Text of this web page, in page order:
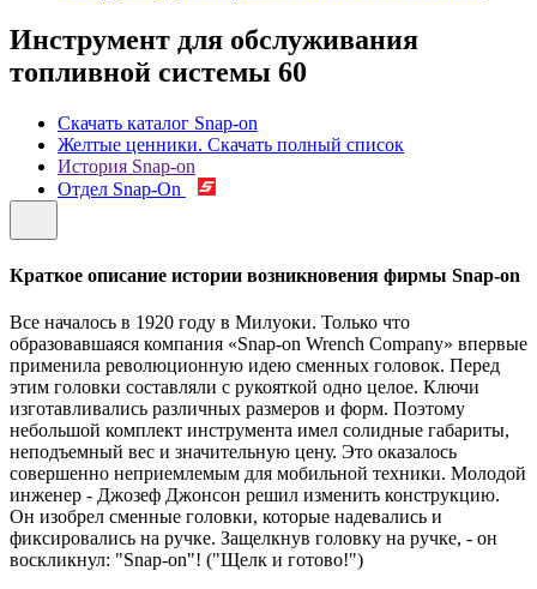
Инструмент для обслуживания
топливной системы 60
Скачать каталог Snap-on
Желтые ценники. Скачать полный список
История Snap-on
Отдел Snap-On
Краткое описание истории возникновения фирмы Snap-on
Все началось в 1920 году в Милуоки. Только что
образовавшаяся компания «Snap-on Wrench Company» впервые
применила революционную идею сменных головок. Перед
этим головки составляли с рукояткой одно целое. Ключи
изготавливались различных размеров и форм. Поэтому
небольшой комплект инструмента имел солидные габариты,
неподъемный вес и значительную цену. Это оказалось
совершенно неприемлемым для мобильной техники. Молодой
инженер - Джозеф Джонсон решил изменить конструкцию.
Он изобрел сменные головки, которые надевались и
фиксировались на ручке. Защелкнув головку на ручке, - он
воскликнул: "Snap-on"! ("Щелк и готово!")